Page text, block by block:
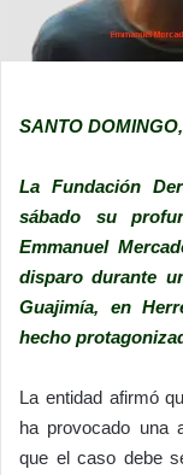
SANTO
La Fundación
sábado su
Emmanuel
disparo durante
Guajimía, en
hecho
La entidad afirmó
ha provocado una
que el caso debe